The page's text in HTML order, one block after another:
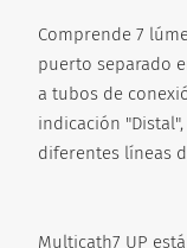
Comprende 7
puerto separado
a tubos de
indicación
diferentes líneas
Multicath7 UP está